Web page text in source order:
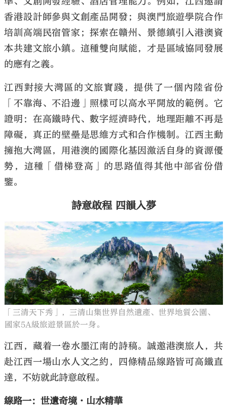
香港設計師參與文創產品開發；與澳門旅遊學院合作
培訓高端民宿管家；探索在贛州、景德鎮引入港澳資
本共建文旅小鎮。這種雙向賦能，才是區域協同發展
的應有之義。
江西對接大灣區的文旅實踐，提供了一個內陸省份
「不靠海、不沿邊」照樣可以高水平開放的範例。它
證明：在高鐵時代、數字經濟時代，地理距離不再是
障礙，真正的壁壘是思維方式和合作機制。江西主動
擁抱大灣區，用港澳的國際化基因激活自身的資源優
勢，這種「借梯登高」的思路值得其他中部省份借
鑒。
詩意啟程 四韻入夢
「三清天下秀」，三清山集世界自然遺產、世界地質公園、
國家5A級旅遊景區於一身。
江西，藏着一卷水墨江南的詩稿。誠邀港澳旅人，共
赴江西一場山水人文之約，四條精品線路皆可高鐵直
達，不妨就此詩意啟程。
線路一：世遺奇境·山水精華